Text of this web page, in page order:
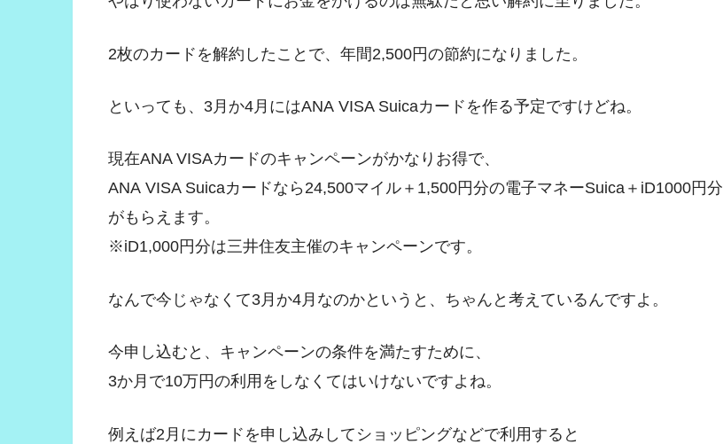
2枚のカードを解約したことで、年間2,500円の節約になりました。
といっても、3月か4月にはANA VISA Suicaカードを作る予定ですけどね。
現在ANA VISAカードのキャンペーンがかなりお得で、
ANA VISA Suicaカードなら24,500マイル＋1,500円分の電子マネーSuica＋iD1000円分
がもらえます。
※iD1,000円分は三井住友主催のキャンペーンです。
なんで今じゃなくて3月か4月なのかというと、ちゃんと考えているんですよ。
今申し込むと、キャンペーンの条件を満たすために、
3か月で10万円の利用をしなくてはいけないですよね。
例えば2月にカードを申し込みしてショッピングなどで利用すると